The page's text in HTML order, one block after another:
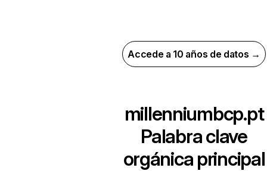
Accede a 10 años de datos →
millenniumbcp.pt
Palabra clave
orgánica principal